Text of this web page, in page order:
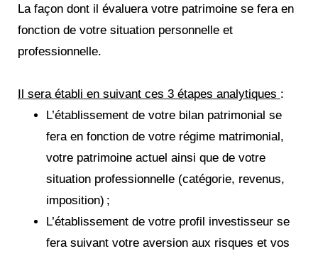
La façon dont il évaluera votre patrimoine se fera en
fonction de votre situation personnelle et
professionnelle.
Il sera établi en suivant ces 3 étapes analytiques :
L’établissement de votre bilan patrimonial se
fera en fonction de votre régime matrimonial,
votre patrimoine actuel ainsi que de votre
situation professionnelle (catégorie, revenus,
imposition) ;
L’établissement de votre profil investisseur se
fera suivant votre aversion aux risques et vos